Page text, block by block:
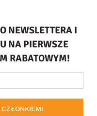
NEWSLETTERA I
NA PIERWSZE
RABATOWYM!